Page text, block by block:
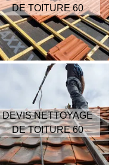
DE TOITURE 60
DEVIS NETTOYAGE
DE TOITURE 60